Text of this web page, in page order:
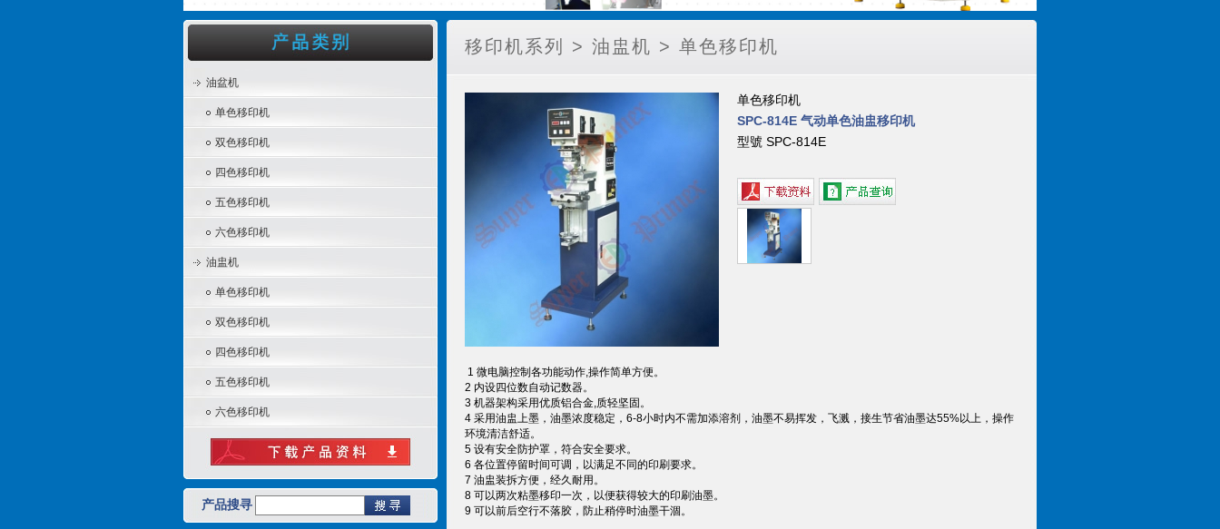
油盆机
单色移印机
双色移印机
四色移印机
五色移印机
六色移印机
油盅机
单色移印机
双色移印机
四色移印机
五色移印机
六色移印机
产品搜寻
移印机系列 > 油盅机 > 单色移印机
单色移印机
SPC-814E 气动单色油盅移印机
型號 SPC-814E
1 微电脑控制各功能动作,操作简单方便。
2 内设四位数自动记数器。
3 机器架构采用优质铝合金,质轻坚固。
4 采用油盅上墨，油墨浓度稳定，6-8小时内不需加添溶剂，油墨不易挥发，飞溅，接生节省油墨达55%以上，操作
环境清洁舒适。
5 设有安全防护罩，符合安全要求。
6 各位置停留时间可调，以满足不同的印刷要求。
7 油盅装拆方便，经久耐用。
8 可以两次粘墨移印一次，以便获得较大的印刷油墨。
9 可以前后空行不落胶，防止稍停时油墨干涸。